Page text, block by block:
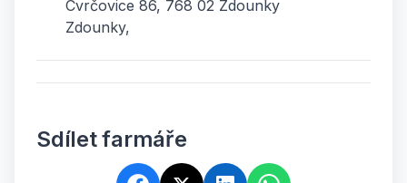
Cvrčovice 86, 768 02 Zdounky
Zdounky,
Sdílet farmáře